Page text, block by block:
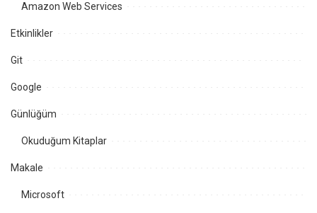
Amazon Web Services
Etkinlikler
Git
Google
Günlüğüm
Okuduğum Kitaplar
Makale
Microsoft